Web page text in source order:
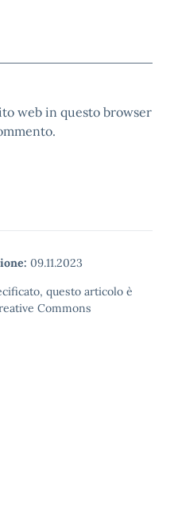
web in questo browser
09.11.2023
questo articolo è
Commons